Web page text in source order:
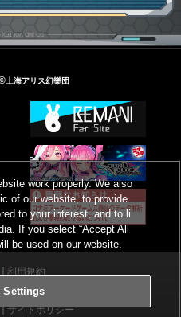
上海アリス幻樂団
利用規約
外部送信について
サイトポリシー
work properly. We also
of our website, to provide
to your interest, and to li
If you select “Accept All
be used on our website.
Settings